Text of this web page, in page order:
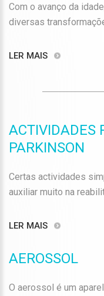
Com o avanço da
diversas
LER MAIS
ACTIVIDADES
PARKINSON
Certas actividades
auxiliar muito na
LER MAIS
AEROSSOL
O aerossol é um